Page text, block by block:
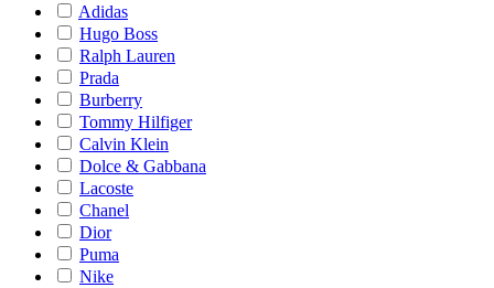
Adidas
Hugo Boss
Ralph Lauren
Prada
Burberry
Tommy Hilfiger
Calvin Klein
Dolce & Gabbana
Lacoste
Chanel
Dior
Puma
Nike